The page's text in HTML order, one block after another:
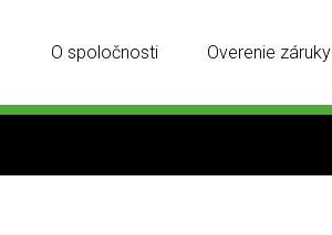
O spoločnosti Overenie záruky